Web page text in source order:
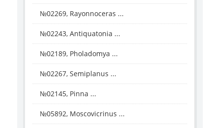
№02269, Rayonnoceras ...
№02243, Antiquatonia ...
№02189, Pholadomya ...
№02267, Semiplanus ...
№02145, Pinna ...
№05892, Moscovicrinus ...